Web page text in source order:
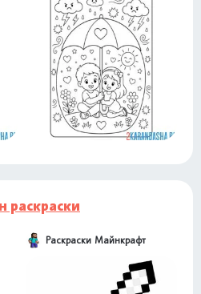
раскраски
Раскраски Майнкрафт